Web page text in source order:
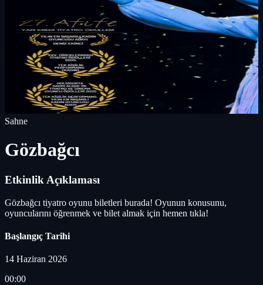
Sahne
Gözbağcı
Etkinlik Açıklaması
Gözbağcı tiyatro oyunu biletleri burada! Oyunun konusunu,
oyuncularını öğrenmek ve bilet almak için hemen tıkla!
Başlangıç Tarihi
14 Haziran 2026
00:00